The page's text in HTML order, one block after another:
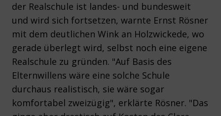
der Realschule ist landes- und bundesweit
und wird sich fortsetzen, warnte Ernst Rösner
mit dem deutlichen Wink an Holzwickede, wo
gerade überlegt wird, selbst noch eine eigene
Realschule zu gründen. "Auf Basis des
Elternwillens wäre eine solche Schule
durchaus realistisch, sie wäre sogar
komfortabel zweizügig", erklärte Rösner. "Das